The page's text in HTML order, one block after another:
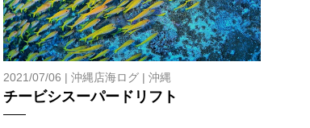
2021/07/06 | 沖縄店海ログ | 沖縄
チービシスーパードリフト